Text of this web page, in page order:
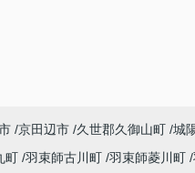
京田辺市 久世郡久御山町 城
町 羽束師古川町 羽束師菱川町